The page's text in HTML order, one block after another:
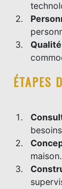
ÉTAPES
maison.